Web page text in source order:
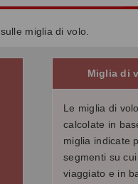
miglia di volo.
Miglia di
Le miglia di
calcolate in
miglia indicate
segmenti su
viaggiato e in